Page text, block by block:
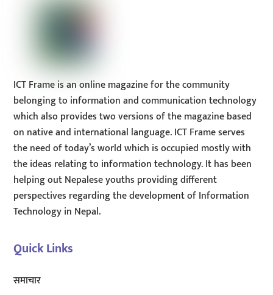
ICT Frame is an online magazine for the community
belonging to information and communication technology
which also provides two versions of the magazine based
on native and international language. ICT Frame serves
the need of today’s world which is occupied mostly with
the ideas relating to information technology. It has been
helping out Nepalese youths providing different
perspectives regarding the development of Information
Technology in Nepal.
Quick Links
समाचार